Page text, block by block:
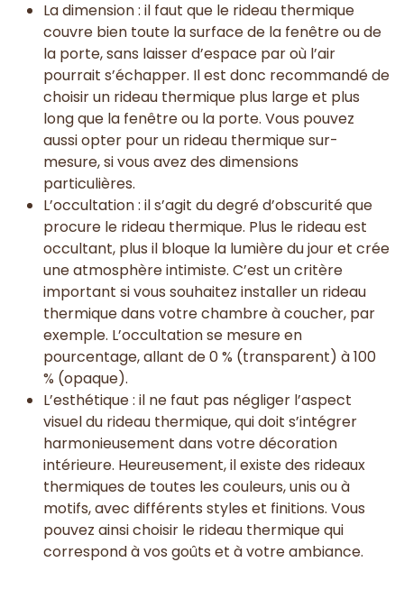
La dimension : il faut que le rideau thermique
couvre bien toute la surface de la fenêtre ou de
la porte, sans laisser d’espace par où l’air
pourrait s’échapper. Il est donc recommandé de
choisir un rideau thermique plus large et plus
long que la fenêtre ou la porte. Vous pouvez
aussi opter pour un rideau thermique sur-
mesure, si vous avez des dimensions
particulières.
L’occultation : il s’agit du degré d’obscurité que
procure le rideau thermique. Plus le rideau est
occultant, plus il bloque la lumière du jour et crée
une atmosphère intimiste. C’est un critère
important si vous souhaitez installer un rideau
thermique dans votre chambre à coucher, par
exemple. L’occultation se mesure en
pourcentage, allant de 0 % (transparent) à 100
% (opaque).
L’esthétique : il ne faut pas négliger l’aspect
visuel du rideau thermique, qui doit s’intégrer
harmonieusement dans votre décoration
intérieure. Heureusement, il existe des rideaux
thermiques de toutes les couleurs, unis ou à
motifs, avec différents styles et finitions. Vous
pouvez ainsi choisir le rideau thermique qui
correspond à vos goûts et à votre ambiance.